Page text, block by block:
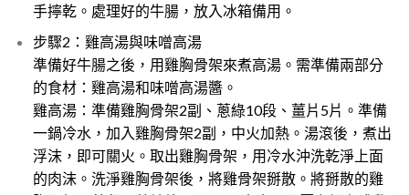
手擰乾。處理好的牛腸，放入冰箱備用。
步驟2：雞高湯與味噌高湯
準備好牛腸之後，用雞胸骨架來煮高湯。需準備兩部分
的食材：雞高湯和味噌高湯醬。
雞高湯：準備雞胸骨架2副、蔥綠10段、薑片5片。準備
一鍋冷水，加入雞胸骨架2副，中火加熱。湯滾後，煮出
浮沫，即可關火。取出雞胸骨架，用冷水沖洗乾淨上面
的肉沫。洗淨雞胸骨架後，將雞骨架掰散。將掰散的雞